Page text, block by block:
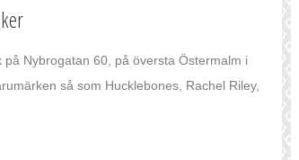
Nybrogatan 60, på översta Östermalm i
så som Hucklebones, Rachel Riley,